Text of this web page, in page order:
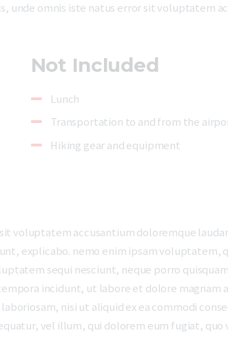
unde omnis iste natus error sit voluptatem
Not Included
Lunch
Transportation to and from the
Hiking gear and equipment
voluptatem accusantium doloremque
explicabo. nemo enim ipsam voluptatem,
sequi nesciunt, neque porro
incidunt, ut labore et dolore
nisi ut aliquid ex ea commodi
vel illum, qui dolorem eum fugiat, quo